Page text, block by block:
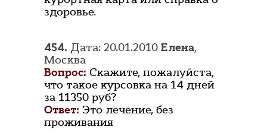
здоровье.
454. Дата: 20.01.2010 Елена,
Москва
Вопрос: Скажите, пожалуйста,
что такое курсовка на 14 дней
за 11350 руб?
Ответ: Это лечение, без
проживания